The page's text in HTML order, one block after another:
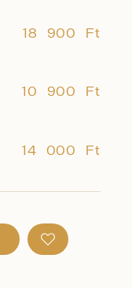
18 900 Ft
10 900 Ft
14 000 Ft